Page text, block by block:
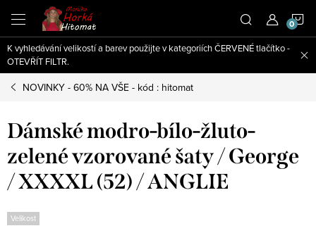
obsah
K vyhledávání velikostí a barev použijte v kategoriích ČERVENÉ tlačítko -
OTEVŘÍT FILTR.
NOVINKY - 60% NA VŠE - kód : hitomat
Dámské modro-bílo-žluto-
zelené vzorované šaty / George
/ XXXXL (52) / ANGLIE
Velikost